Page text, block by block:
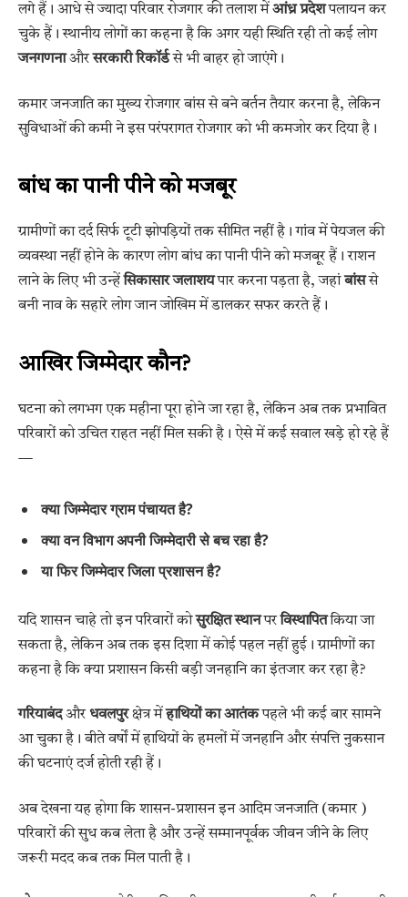
लगे हैं। आधे से ज्यादा परिवार रोजगार की तलाश मेंआंध्र प्रदेशपलायन कर
चुके हैं। स्थानीय लोगों का कहना है कि अगर यही स्थिति रही तो कई लोग
जनगणनाऔरसरकारी रिकॉर्डसे भी बाहर हो जाएंगे।
कमार जनजाति का मुख्य रोजगार बांस से बने बर्तन तैयार करना है, लेकिन
सुविधाओं की कमी ने इस परंपरागत रोजगार को भी कमजोर कर दिया है।
बांध का पानी पीने को मजबूर
ग्रामीणों का दर्द सिर्फ टूटी झोपड़ियों तक सीमित नहीं है। गांव में पेयजल की
व्यवस्था नहीं होने के कारण लोग बांध का पानी पीने को मजबूर हैं। राशन
लाने के लिए भी उन्हेंसिकासार जलाशयपार करना पड़ता है, जहांबांससे
बनी नाव के सहारे लोग जान जोखिम में डालकर सफर करते हैं।
आखिर जिम्मेदार कौन?
घटना को लगभग एक महीना पूरा होने जा रहा है, लेकिन अब तक प्रभावित
परिवारों को उचित राहत नहीं मिल सकी है। ऐसे में कई सवाल खड़े हो रहे हैं
—
क्या जिम्मेदार ग्राम पंचायत है?
क्या वन विभाग अपनी जिम्मेदारी से बच रहा है?
या फिर जिम्मेदार जिला प्रशासन है?
यदि शासन चाहे तो इन परिवारों कोसुरक्षित स्थानपरविस्थापितकिया जा
सकता है, लेकिन अब तक इस दिशा में कोई पहल नहीं हुई। ग्रामीणों का
कहना है कि क्या प्रशासन किसी बड़ी जनहानि का इंतजार कर रहा है?
गरियाबंदऔरधवलपुरक्षेत्र मेंहाथियों का आतंकपहले भी कई बार सामने
आ चुका है। बीते वर्षों में हाथियों के हमलों में जनहानि और संपत्ति नुकसान
की घटनाएं दर्ज होती रही हैं।
अब देखना यह होगा कि शासन-प्रशासन इन आदिम जनजाति (कमार )
परिवारों की सुध कब लेता है और उन्हें सम्मानपूर्वक जीवन जीने के लिए
जरूरी मदद कब तक मिल पाती है।